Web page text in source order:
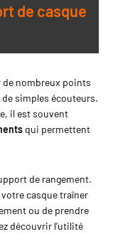
de casque
de nombreux points
simples écouteurs.
il est souvent
qui permettent
de rangement.
casque traîner
ou de prendre
découvrir l’utilité